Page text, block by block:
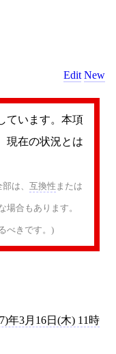
Edit New
ています。本項
現在の状況とは
は、 互換性 または
場合もあります。
べきです。)
年3月16日(木) 11時